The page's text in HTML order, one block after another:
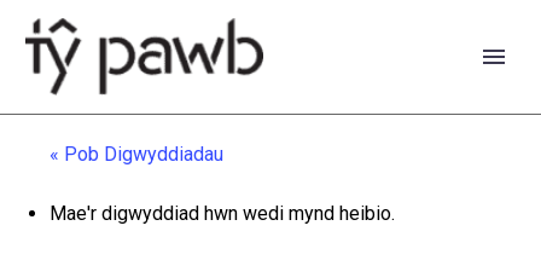
« Pob Digwyddiadau
Mae'r digwyddiad hwn wedi mynd heibio.